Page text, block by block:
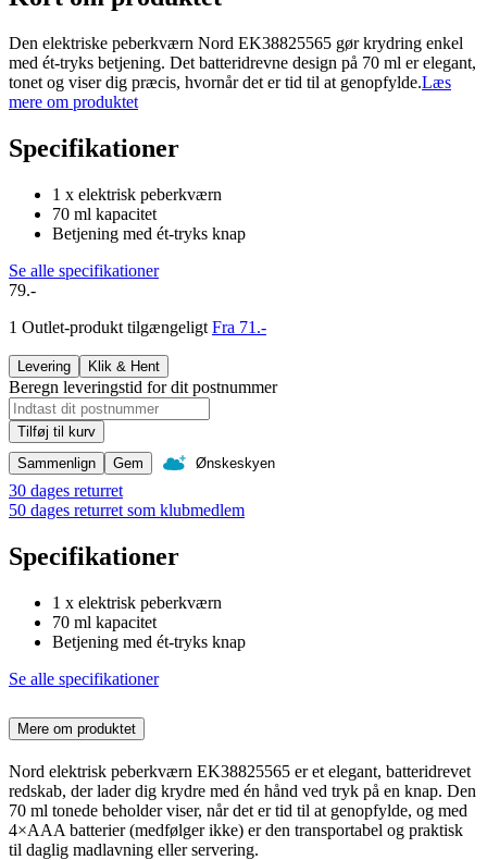
Den elektriske peberkværn Nord EK38825565 gør krydring enkel
med ét-tryks betjening. Det batteridrevne design på 70 ml er elegant,
tonet og viser dig præcis, hvornår det er tid til at genopfylde.Læs
mere om produktet
Specifikationer
1 x elektrisk peberkværn
70 ml kapacitet
Betjening med ét-tryks knap
Se alle specifikationer
79.-
1 Outlet-produkt tilgængeligt Fra 71.-
Levering Klik & Hent
Beregn leveringstid for dit postnummer
Tilføj til kurv
Sammenlign
Gem Ønskeskyen
30 dages returret
50 dages returret som klubmedlem
Specifikationer
1 x elektrisk peberkværn
70 ml kapacitet
Betjening med ét-tryks knap
Se alle specifikationer
Mere om produktet
Nord elektrisk peberkværn EK38825565 er et elegant, batteridrevet
redskab, der lader dig krydre med én hånd ved tryk på en knap. Den
70 ml tonede beholder viser, når det er tid til at genopfylde, og med
4×AAA batterier (medfølger ikke) er den transportabel og praktisk
til daglig madlavning eller servering.